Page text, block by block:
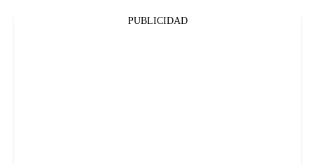
PUBLICIDAD